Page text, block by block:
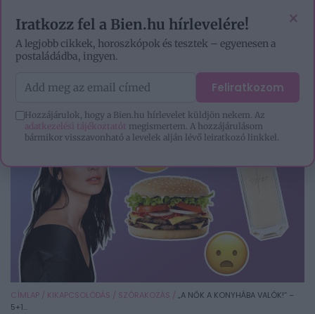
CÍMLAP / KIKAPCSOLÓDÁS / SZÓRAKOZÁS / „A NŐK A KONYHÁBA VALÓK!” –
5+1...
×
Iratkozz fel a Bien.hu hírlevelére!
A legjobb cikkek, horoszkópok és tesztek – egyenesen a
postaládádba, ingyen.
Feliratkozom
Hozzájárulok, hogy a Bien.hu hírlevelet küldjön nekem. Az
adatkezelési tájékoztatót megismertem. A hozzájárulásom
bármikor visszavonható a levelek alján lévő leiratkozó linkkel.